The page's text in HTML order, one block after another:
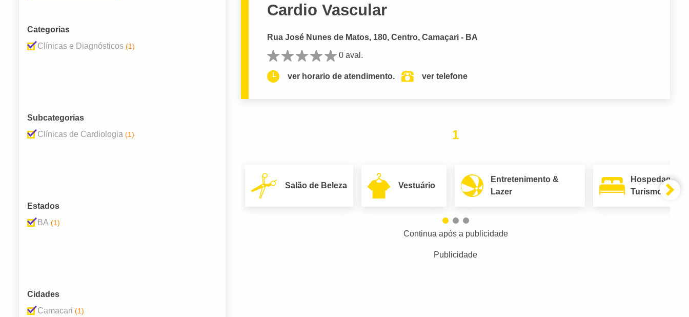
Categorias
Clínicas e Diagnósticos (1)
Subcategorias
Clínicas de Cardiologia (1)
Estados
BA (1)
Cidades
Camacari (1)
Cardio Vascular
Rua José Nunes de Matos, 180, Centro, Camaçari - BA
0 aval.
ver horario de atendimento. ver telefone
1
Salão de Beleza Vestuário
Entretenimento &
Lazer
Hospedagem
Turismo
Continua após a publicidade
Publicidade